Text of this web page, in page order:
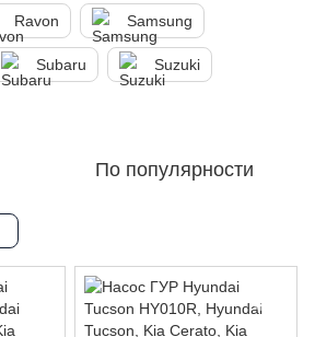
Ravon Samsung
Subaru Suzuki
По популярности